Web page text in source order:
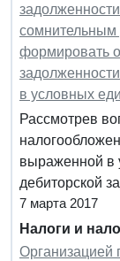
сомнительным
формировать
в условных
Рассмотрев
выраженной в
дебиторской
7 марта 2017
Налоги и
Организацией